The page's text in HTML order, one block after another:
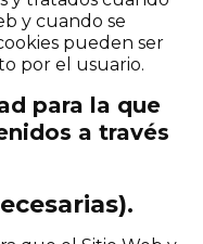
y cuando se
pueden ser
por el usuario.
para la que
a través